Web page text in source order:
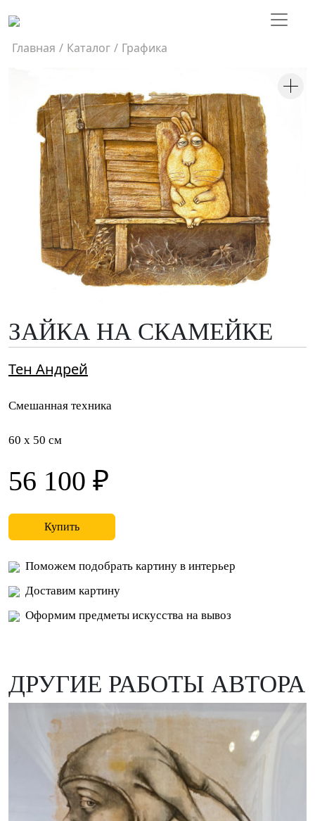
Главная / Каталог / Графика
ЗАЙКА НА СКАМЕЙКЕ
Тен Андрей
Смешанная техника
60 x 50 см
56 100 ₽
Купить
Поможем подобрать картину в интерьер
Доставим картину
Оформим предметы искусства на вывоз
ДРУГИЕ РАБОТЫ АВТОРА